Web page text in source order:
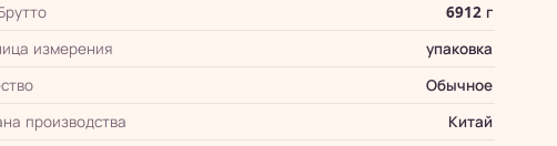
6912 г
измерения
упаковка
Обычное
производства
Китай